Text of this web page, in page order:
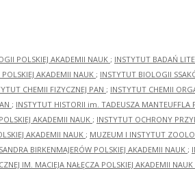
POLSKIEJ AKADEMII NAUK ; INSTYTUT BADAŃ
AKADEMII NAUK ; INSTYTUT BIOLOGII
CHEMII FIZYCZNEJ PAN ; INSTYTUT CHEMII
; INSTYTUT HISTORII im. TADEUSZA MANTEUFFLA
AKADEMII NAUK ; INSTYTUT OCHRONY
AKADEMII NAUK ; MUZEUM I INSTYTUT
BIRKENMAJERÓW POLSKIEJ AKADEMII NAUK ;
IM. MACIEJA NAŁĘCZA POLSKIEJ AKADEMII NAUK